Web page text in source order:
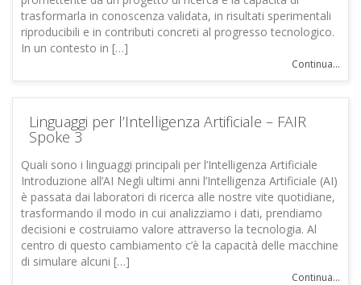
trasformarla in conoscenza validata, in risultati sperimentali
riproducibili e in contributi concreti al progresso tecnologico.
In un contesto in […]
Continua...
Linguaggi per l’Intelligenza Artificiale – FAIR
Spoke 3
Quali sono i linguaggi principali per l’Intelligenza Artificiale
Introduzione all’AI Negli ultimi anni l’Intelligenza Artificiale (AI)
è passata dai laboratori di ricerca alle nostre vite quotidiane,
trasformando il modo in cui analizziamo i dati, prendiamo
decisioni e costruiamo valore attraverso la tecnologia. Al
centro di questo cambiamento c’è la capacità delle macchine
di simulare alcuni […]
Continua...